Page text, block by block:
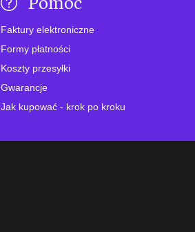
Faktury elektroniczne
Formy płatności
Koszty przesyłki
Gwarancje
Jak kupować - krok po kroku